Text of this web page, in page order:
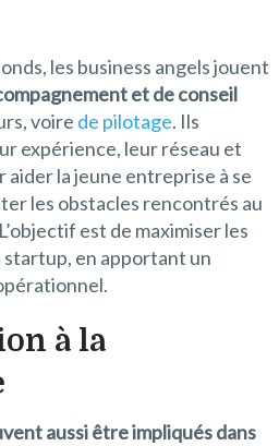
les business angels jouent
et de conseil
voire de pilotage. Ils
expérience, leur réseau et
la jeune entreprise à se
les obstacles rencontrés au
est de maximiser les
startup, en apportant un
à la
aussi être impliqués dans